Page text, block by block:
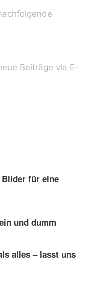
Beiträge via E-
für eine
und dumm
alles – lasst uns